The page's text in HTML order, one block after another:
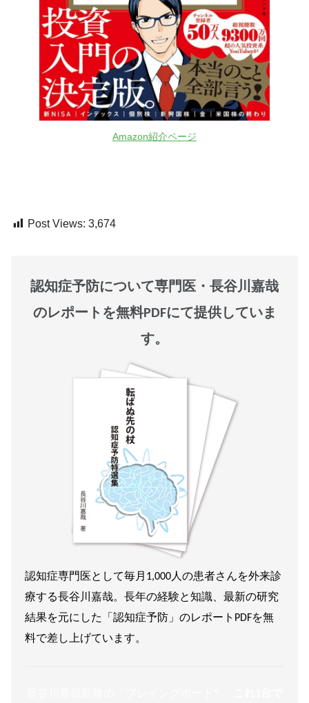
Amazon紹介ページ
Post Views: 3,674
認知症予防について専門医・長谷川嘉哉
のレポートを無料PDFにて提供していま
す。
認知症専門医として毎月1,000人の患者さんを外来診
療する長谷川嘉哉。長年の経験と知識、最新の研究
結果を元にした「認知症予防」のレポートPDFを無
料で差し上げています。